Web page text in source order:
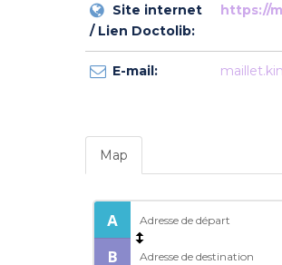
Site internet
/ Lien Doctolib:
https://
E-mail:
Map